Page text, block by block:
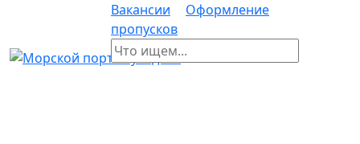
Вакансии
Оформление
пропусков